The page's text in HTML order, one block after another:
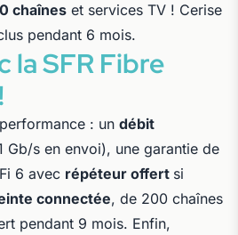
chaînes et services TV ! Cerise
pendant 6 mois.
la SFR Fibre
: un débit
Gb/s en envoi), une garantie de
6 avec répéteur offert si
connectée, de 200 chaînes
pendant 9 mois. Enfin,